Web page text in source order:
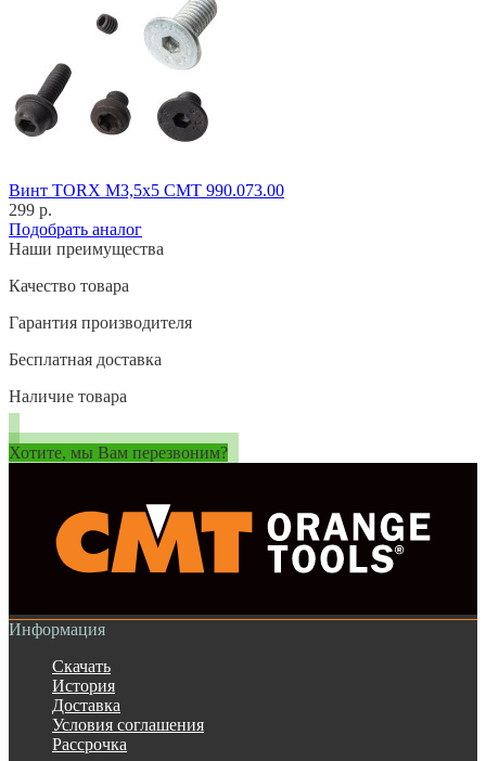
Винт TORX M3,5x5 CMT 990.073.00
299 р.
Подобрать аналог
Наши преимущества
Качество товара
Гарантия производителя
Бесплатная доставка
Наличие товара
Хотите, мы Вам перезвоним?
Информация
Скачать
История
Доставка
Условия соглашения
Рассрочка